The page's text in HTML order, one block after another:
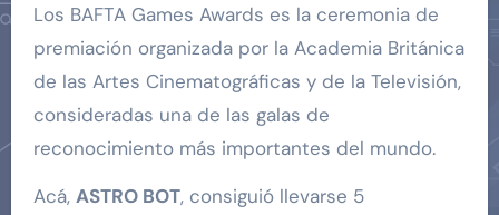
Los BAFTA Games Awards es la ceremonia de
premiación organizada por la Academia Británica
de las Artes Cinematográficas y de la Televisión,
consideradas una de las galas de
reconocimiento más importantes del mundo.
Acá, ASTRO BOT, consiguió llevarse 5